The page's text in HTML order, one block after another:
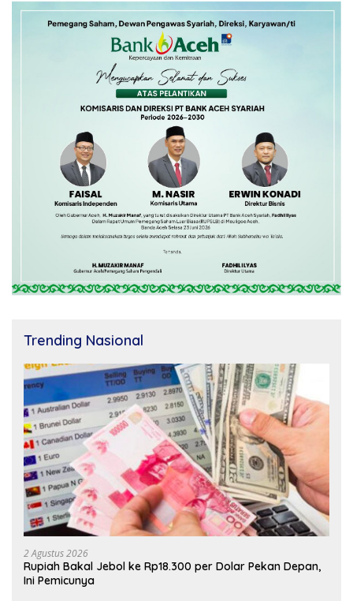
Trending Nasional
2 Agustus 2026
Rupiah Bakal Jebol ke Rp18.300 per Dolar Pekan Depan,
Ini Pemicunya